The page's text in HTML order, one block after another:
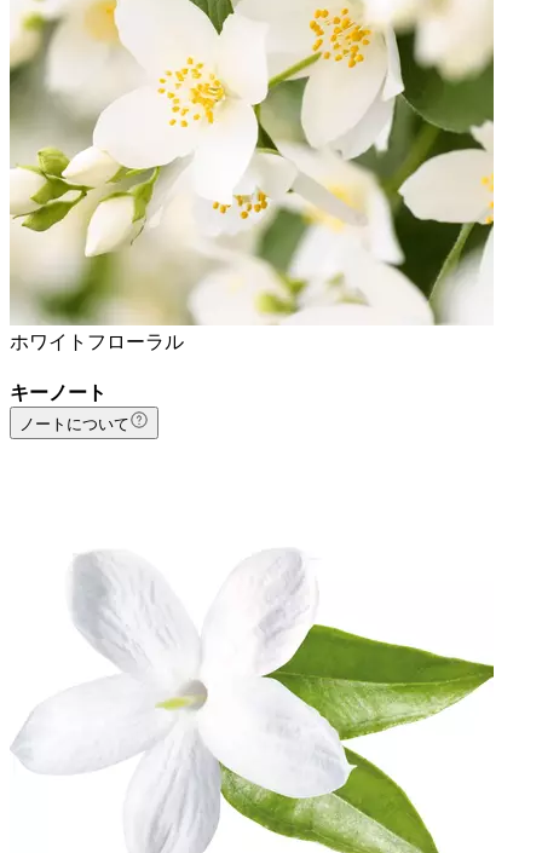
ホワイトフローラル
キーノート
ノートについて